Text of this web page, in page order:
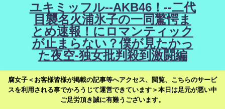
ユキミッフル--AKB46！--二代
目襲名火浦氷子の一同驚愕ま
とめ速報！にロマンティック
が止まらない？僕が見たかっ
た夜空-独女批判殺到激闘編
腐女子＜お客様皆様が掲載の記事等へアクセス、閲覧、こちらのサービ
スを利用される事でかろうじて運営できています＞本日は足元が悪い中
ご足労頂き誠に有難うございます。